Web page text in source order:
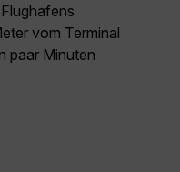
vom Terminal
paar Minuten